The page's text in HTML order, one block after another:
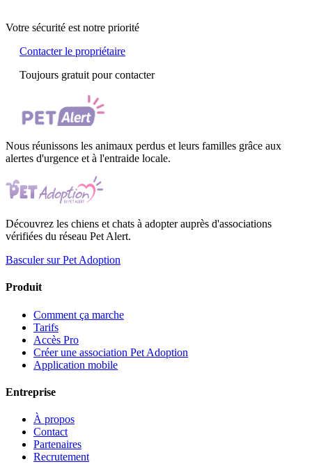
Votre sécurité est notre priorité
Contacter le propriétaire
Toujours gratuit pour contacter
Nous réunissons les animaux perdus et leurs familles grâce aux
alertes d'urgence et à l'entraide locale.
Découvrez les chiens et chats à adopter auprès d'associations
vérifiées du réseau Pet Alert.
Basculer sur Pet Adoption
Produit
Comment ça marche
Tarifs
Accès Pro
Créer une association Pet Adoption
Application mobile
Entreprise
À propos
Contact
Partenaires
Recrutement